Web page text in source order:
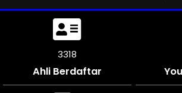
3690
Ahli Berdaftar